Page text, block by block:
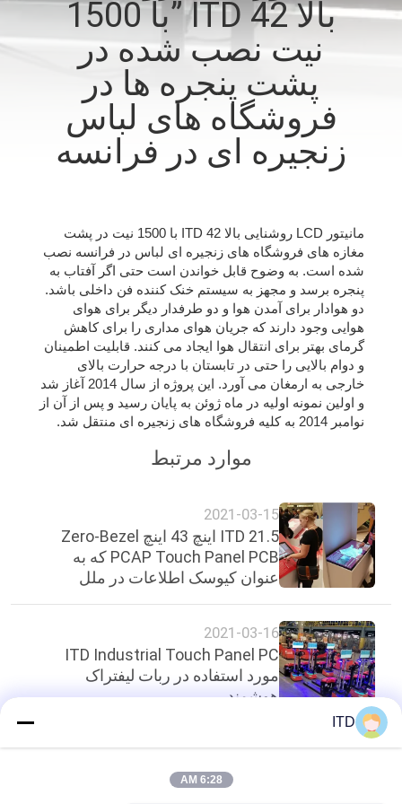
تور
کارخانه
کیفیت
تماس
بگیرید
درخواست
نقل قول
نقشه
PRIVACY
POLICY
بالا ITD 42 ”با 1500
نیت نصب شده در
پشت پنجره ها در
فروشگاه های لباس
زنجیره ای در فرانسه
مانیتور LCD روشنایی بالا ITD 42 با 1500 نیت در پشت
مغازه های فروشگاه های زنجیره ای لباس در فرانسه نصب
شده است. به وضوح قابل خواندن است حتی اگر آفتاب به
پنجره برسد و مجهز به سیستم خنک کننده فن داخلی باشد.
دو هوادار برای آمدن هوا و دو طرفدار دیگر برای هوای
هوایی وجود دارند که جریان هوای مداری را برای کاهش
گرمای بهتر برای انتقال هوا ایجاد می کنند. قابلیت اطمینان
و دوام بالایی را حتی در تابستان با درجه حرارت بالای
خارجی به ارمغان می آورد. این پروژه از سال 2014 آغاز شد
و اولین نمونه اولیه در ماه ژوئن به پایان رسید و پس از آن از
نوامبر 2014 به کلیه فروشگاه های زنجیره ای منتقل شد.
موارد مرتبط
2021-03-15
ITD 21.5 اینچ 43 اینچ Zero-Bezel
PCAP Touch Panel PCB که به
عنوان کیوسک اطلاعات در ملل
2021-03-16
ITD Industrial Touch Panel PC
مورد استفاده در ربات لیفتراک
هوشمند
بالا
ITD
6:28 AM